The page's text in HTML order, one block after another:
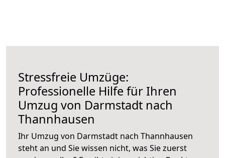
Stressfreie Umzüge:
Professionelle Hilfe für Ihren
Umzug von Darmstadt nach
Thannhausen
Ihr Umzug von Darmstadt nach Thannhausen
steht an und Sie wissen nicht, was Sie zuerst